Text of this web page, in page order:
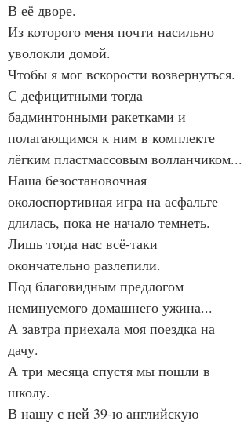
В её дворе.
Из которого меня почти насильно
уволокли домой.
Чтобы я мог вскорости возвернуться.
С дефицитными тогда
бадминтонными ракетками и
полагающимся к ним в комплекте
лёгким пластмассовым волланчиком...
Наша безостановочная
околоспортивная игра на асфальте
длилась, пока не начало темнеть.
Лишь тогда нас всё-таки
окончательно разлепили.
Под благовидным предлогом
неминуемого домашнего ужина...
А завтра приехала моя поездка на
дачу.
А три месяца спустя мы пошли в
школу.
В нашу с ней 39-ю английскую